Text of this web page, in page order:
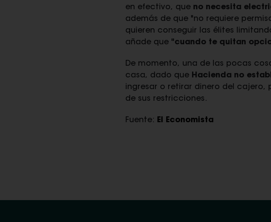
en efectivo, que no necesita
además de que "no requiere
quieren conseguir las élites
añade que "cuando te quitan
De momento, una de las pocas
casa, dado que Hacienda no
ingresar o retirar dinero del cajero,
de sus restricciones.
Fuente: El Economista